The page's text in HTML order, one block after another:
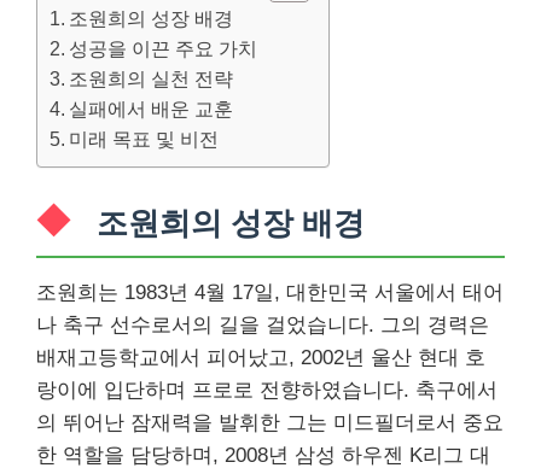
조원희의 성장 배경
성공을 이끈 주요 가치
조원희의 실천 전략
실패에서 배운 교훈
미래 목표 및 비전
조원희의 성장 배경
조원희는 1983년 4월 17일, 대한민국 서울에서 태어
나 축구 선수로서의 길을 걸었습니다. 그의 경력은
배재고등학교에서 피어났고, 2002년 울산 현대 호
랑이에 입단하며 프로로 전향하였습니다. 축구에서
의 뛰어난 잠재력을 발휘한 그는 미드필더로서 중요
한 역할을 담당하며, 2008년 삼성 하우젠 K리그 대